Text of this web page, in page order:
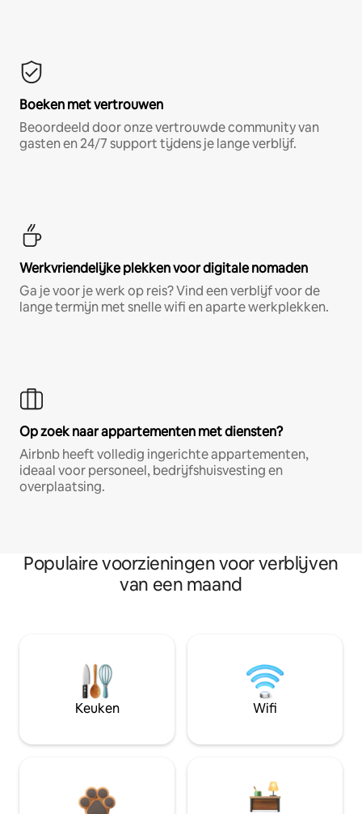
Boeken met vertrouwen
Beoordeeld door onze vertrouwde community van
gasten en 24/7 support tijdens je lange verblijf.
Werkvriendelijke plekken voor digitale nomaden
Ga je voor je werk op reis? Vind een verblijf voor de
lange termijn met snelle wifi en aparte werkplekken.
Op zoek naar appartementen met diensten?
Airbnb heeft volledig ingerichte appartementen,
ideaal voor personeel, bedrijfshuisvesting en
overplaatsing.
Populaire voorzieningen voor verblijven
van een maand
Keuken Wifi